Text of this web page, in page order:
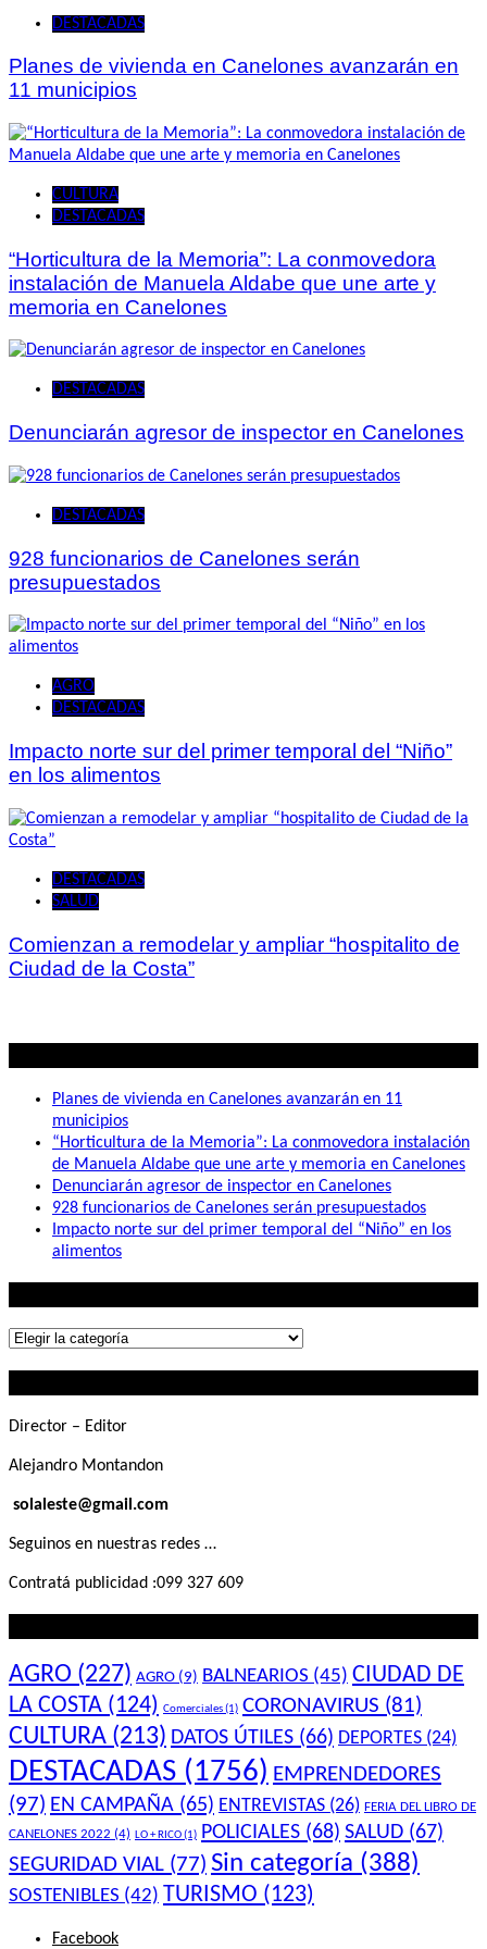
DESTACADAS
Planes de vivienda en Canelones avanzarán en
11 municipios
CULTURA
DESTACADAS
“Horticultura de la Memoria”: La conmovedora
instalación de Manuela Aldabe que une arte y
memoria en Canelones
DESTACADAS
Denunciarán agresor de inspector en Canelones
DESTACADAS
928 funcionarios de Canelones serán
presupuestados
AGRO
DESTACADAS
Impacto norte sur del primer temporal del “Niño”
en los alimentos
DESTACADAS
SALUD
Comienzan a remodelar y ampliar “hospitalito de
Ciudad de la Costa”
Planes de vivienda en Canelones avanzarán en 11
municipios
“Horticultura de la Memoria”: La conmovedora instalación
de Manuela Aldabe que une arte y memoria en Canelones
Denunciarán agresor de inspector en Canelones
928 funcionarios de Canelones serán presupuestados
Impacto norte sur del primer temporal del “Niño” en los
alimentos
Lo
Director – Editor
Alejandro Montandon
solaleste@gmail.com
Seguinos en nuestras redes …
Contratá publicidad :099 327 609
AGRO (227) AGRO (9) BALNEARIOS (45) CIUDAD DE
LA COSTA (124) Comerciales(1) CORONAVIRUS (81)
CULTURA (213) DATOS ÚTILES (66) DEPORTES (24)
DESTACADAS (1756) EMPRENDEDORES
(97) EN CAMPAÑA (65) ENTREVISTAS (26) FERIA DEL LIBRO DE
CANELONES 2022 (4) LO + RICO(1) POLICIALES (68) SALUD (67)
SEGURIDAD VIAL (77) Sin categoría (388)
SOSTENIBLES (42) TURISMO (123)
Facebook